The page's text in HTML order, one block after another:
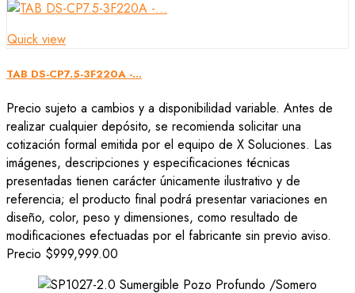
Quick view
TAB DS-CP7.5-3F220A -...
Precio sujeto a cambios y a disponibilidad variable. Antes de
realizar cualquier depósito, se recomienda solicitar una
cotización formal emitida por el equipo de X Soluciones. Las
imágenes, descripciones y especificaciones técnicas
presentadas tienen carácter únicamente ilustrativo y de
referencia; el producto final podrá presentar variaciones en
diseño, color, peso y dimensiones, como resultado de
modificaciones efectuadas por el fabricante sin previo aviso.
Precio $999,999.00